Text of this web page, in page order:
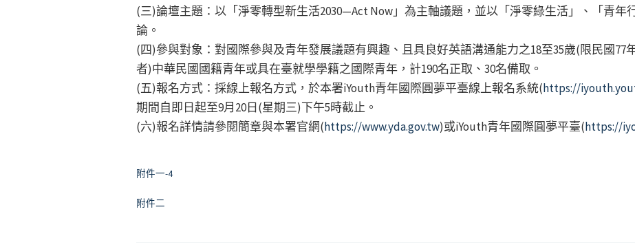
(三)論壇主題：以「淨零轉型新生活2030—Act Now」為主軸議題，並以「淨零綠生活」、「青年
論。
(四)參與對象：對國際參與及青年發展議題有興趣、且具良好英語溝通能力之18至35歲(限民國77
者)中華民國國籍青年或具在臺就學學籍之國際青年，計190名正取、30名備取。
(五)報名方式：採線上報名方式，於本署iYouth青年國際圓夢平臺線上報名系統(https://
期間自即日起至9月20日(星期三)下午5時截止。
(六)報名詳情請參閱簡章與本署官網(https://www.yda.gov.tw)或iYouth青年國際圓夢平臺(https://
附件一-4
附件二